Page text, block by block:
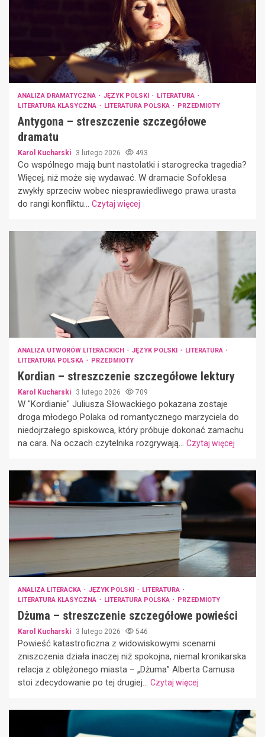
ANALIZA DRAMATYCZNA JĘZYK POLSKI
LITERATURA
LITERATURA KLASYCZNA
LITERATURA POLSKA PRZEDMIOTY
Antygona – streszczenie szczegółowe
dramatu
Karol Kucharski 3 lutego 2026 493
Co wspólnego mają bunt nastolatki i starogrecka tragedia?
Więcej, niż może się wydawać. W dramacie Sofoklesa
zwykły sprzeciw wobec niesprawiedliwego prawa urasta
do rangi konfliktu... Czytaj więcej
ANALIZA UTWORÓW LITERACKICH JĘZYK POLSKI
LITERATURA
LITERATURA POLSKA
PRZEDMIOTY
Kordian – streszczenie szczegółowe lektury
Karol Kucharski 3 lutego 2026 709
W "Kordianie" Juliusza Słowackiego pokazana zostaje
droga młodego Polaka od romantycznego marzyciela do
niedojrzałego spiskowca, który próbuje dokonać zamachu
na cara. Na oczach czytelnika rozgrywają... Czytaj więcej
ANALIZA LITERACKA JĘZYK POLSKI
LITERATURA
LITERATURA KLASYCZNA
LITERATURA POLSKA PRZEDMIOTY
Dżuma – streszczenie szczegółowe powieści
Karol Kucharski 3 lutego 2026 546
Powieść katastroficzna z widowiskowymi scenami
zniszczenia działa inaczej niż spokojna, niemal kronikarska
relacja z oblężonego miasta – „Dżuma” Alberta Camusa
stoi zdecydowanie po tej drugiej... Czytaj więcej